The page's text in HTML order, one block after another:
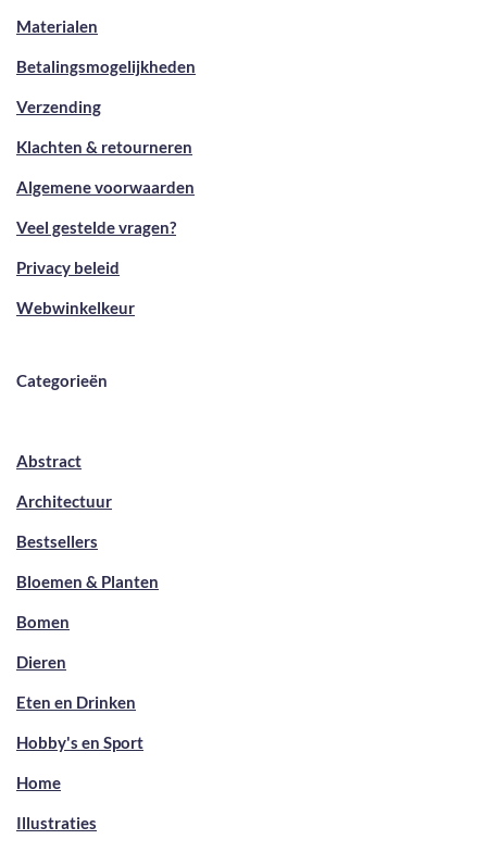
Materialen
Betalingsmogelijkheden
Verzending
Klachten & retourneren
Algemene voorwaarden
Veel gestelde vragen?
Privacy beleid
Webwinkelkeur
Categorieën
Abstract
Architectuur
Bestsellers
Bloemen & Planten
Bomen
Dieren
Eten en Drinken
Hobby's en Sport
Home
Illustraties